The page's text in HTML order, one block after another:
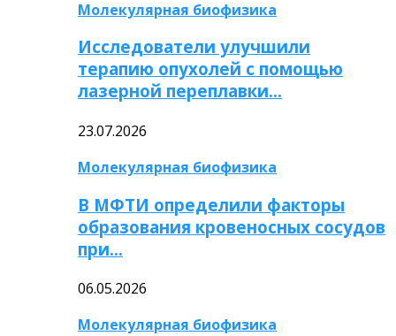
Молекулярная биофизика
Исследователи улучшили
терапию опухолей с помощью
лазерной переплавки…
23.07.2026
Молекулярная биофизика
В МФТИ определили факторы
образования кровеносных сосудов
при…
06.05.2026
Молекулярная биофизика